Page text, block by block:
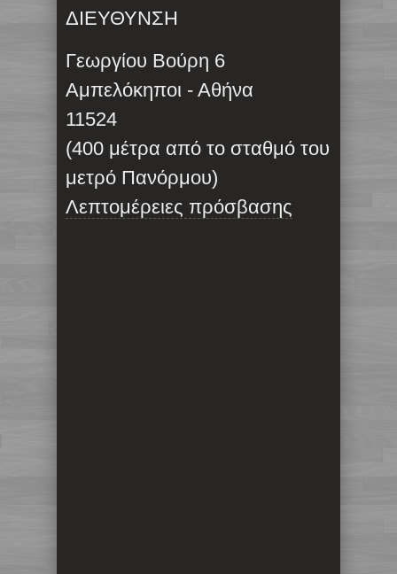
ΔΙΕΥΘΥΝΣΗ
Γεωργίου Βούρη 6
Αμπελόκηποι - Αθήνα
11524
(400 μέτρα από το σταθμό του
μετρό Πανόρμου)
Λεπτομέρειες πρόσβασης